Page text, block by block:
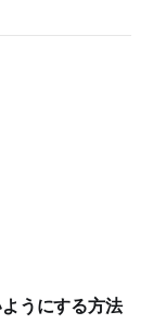
うにする方法